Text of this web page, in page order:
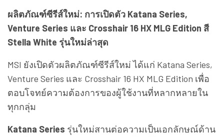
ผลิตภัณฑ์ซีรีส์ใหม่: การเปิดตัว Katana Series,
Venture Series และ Crosshair 16 HX MLG Edition สี
Stella White รุ่นใหม่ล่าสุด
MSI ยังเปิดตัวผลิตภัณฑ์ซีรีส์ใหม่ ได้แก่ Katana Series,
Venture Series และ Crosshair 16 HX MLG Edition เพื่อ
ตอบโจทย์ความต้องการของผู้ใช้งานที่หลากหลายใน
ทุกกลุ่ม
Katana Series รุ่นใหม่สานต่อความเป็นเอกลักษณ์ด้าน